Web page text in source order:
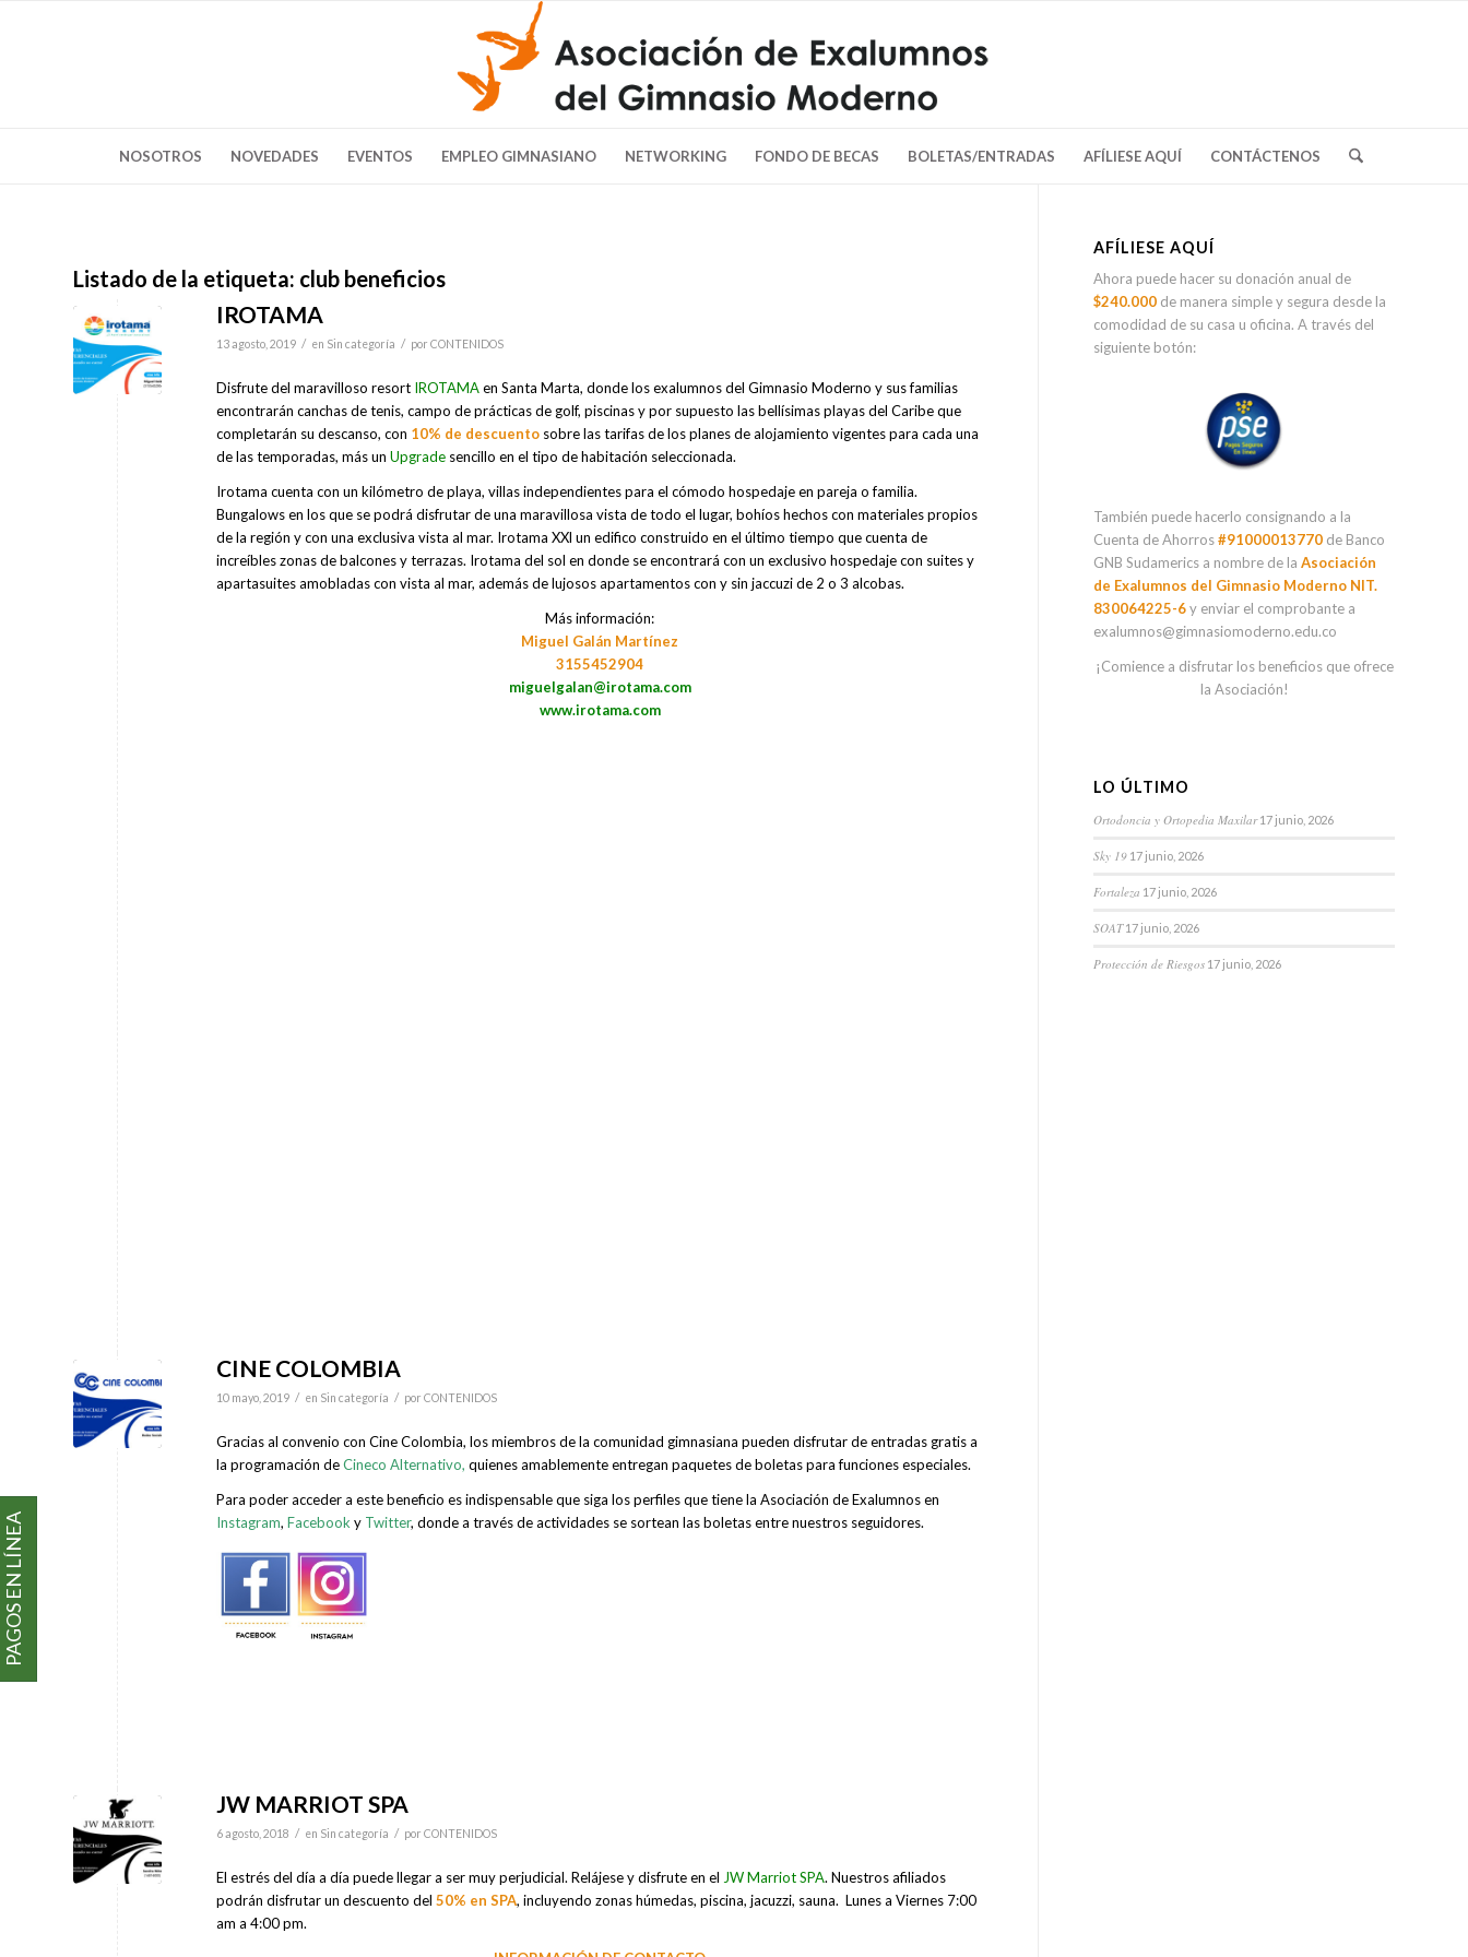
NOSOTROS NOVEDADES EVENTOS EMPLEO GIMNASIANO NETWORKING FONDO DE BECAS BOLETAS/ENTRADAS AFÍLIESE AQUÍ CONTÁCTENOS
Listado de la etiqueta: club beneficios
IROTAMA
13 agosto, 2019 / en Sin categoría / por CONTENIDOS
Disfrute del maravilloso resort IROTAMAen Santa Marta, donde los exalumnos del Gimnasio Moderno y sus familias
encontrarán canchas de tenis, campo de prácticas de golf, piscinas y por supuesto las bellísimas playas del Caribe que
completarán su descanso, con 10% de descuento sobre las tarifas de los planes de alojamiento vigentes para cada una
de las temporadas, más un Upgrade sencillo en el tipo de habitación seleccionada.
Irotama cuenta con un kilómetro de playa, villas independientes para el cómodo hospedaje en pareja o familia.
Bungalows en los que se podrá disfrutar de una maravillosa vista de todo el lugar, bohíos hechos con materiales propios
de la región y con una exclusiva vista al mar. Irotama XXl un edifico construido en el último tiempo que cuenta de
increíbles zonas de balcones y terrazas. Irotama del sol en donde se encontrará con un exclusivo hospedaje con suites y
apartasuites amobladas con vista al mar, además de lujosos apartamentos con y sin jaccuzi de 2 o 3 alcobas.
Más información:
Miguel Galán Martínez
3155452904
miguelgalan@irotama.com
www.irotama.com
CINE COLOMBIA
10 mayo, 2019 / en Sin categoría / por CONTENIDOS
Gracias al convenio con Cine Colombia, los miembros de la comunidad gimnasiana pueden disfrutar de entradas gratis a
la programación deCineco Alternativo, quienes amablemente entregan paquetes de boletas para funciones especiales.
Para poder acceder a este beneficio es indispensable que siga los perfiles que tiene la Asociación de Exalumnos en
Instagram, Facebooky Twitter, donde a través de actividades se sortean las boletas entre nuestros seguidores.
JW MARRIOT SPA
6 agosto, 2018 / en Sin categoría / por CONTENIDOS
El estrés del día a día puede llegar a ser muy perjudicial. Relájese y disfrute en el JW Marriot SPA. Nuestros afiliados
podrán disfrutar un descuento del 50% en SPA, incluyendo zonas húmedas, piscina, jacuzzi, sauna. Lunes a Viernes 7:00
am a 4:00 pm.
AFÍLIESE AQUÍ
Ahora puede hacer su donación anual de
$240.000 de manera simple y segura desde la
comodidad de su casa u oficina. A través del
siguiente botón:
También puede hacerlo consignando a la
Cuenta de Ahorros#91000013770 de Banco
GNB Sudamerics a nombre de laAsociación
de Exalumnos del Gimnasio Moderno NIT.
830064225-6y enviar el comprobante a
exalumnos@gimnasiomoderno.edu.co
¡Comience a disfrutar los beneficios que ofrece
la Asociación!
LO ÚLTIMO
Ortodoncia y Ortopedia Maxilar 17 junio, 2026
Sky 19 17 junio, 2026
Fortaleza 17 junio, 2026
SOAT 17 junio, 2026
Protección de Riesgos 17 junio, 2026
PAGOS EN LÍNEA